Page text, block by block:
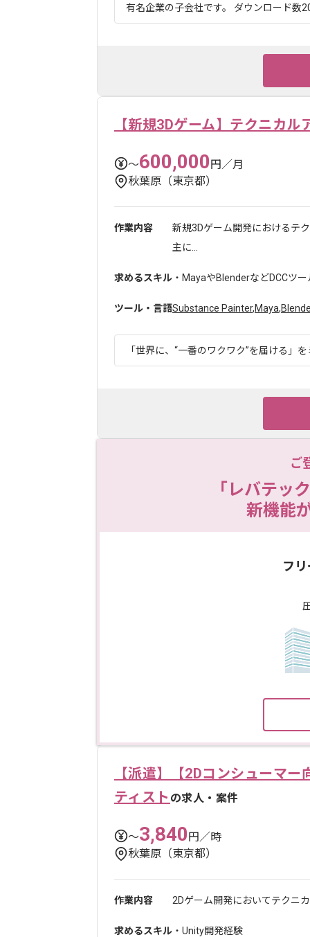
有名企業の子会社です。 ダウンロード数
【新規3Dゲーム】テクニカル
〜600,000円／月
秋葉原（東京都）
作業内容
新規3Dゲーム開発におけるテ
主に...
求めるスキル ・MayaやBlenderなどDCCツ
ツール・言語Substance Painter,Maya,
「世界に、“一番のワクワク”を届ける」
ご
「レバテッ
新機能
フ
【派遣】【2Dコンシューマ
ティスト の求人・案件
〜3,840円／時
秋葉原（東京都）
作業内容 2Dゲーム開発においてテクニ
求めるスキル ・Unity開発経験